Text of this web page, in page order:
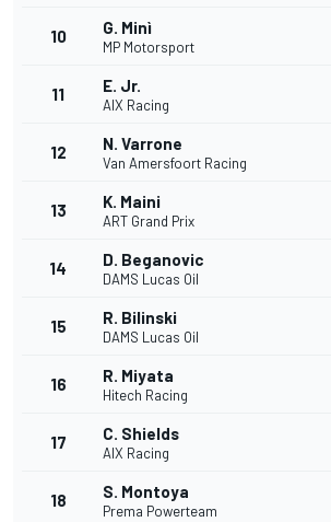
10 G. Minì
MP Motorsport
11 E. Jr.
AIX Racing
12 N. Varrone
Van Amersfoort Racing
13 K. Maini
ART Grand Prix
14 D. Beganovic
DAMS Lucas Oil
15 R. Bilinski
DAMS Lucas Oil
16 R. Miyata
Hitech Racing
17 C. Shields
AIX Racing
18 S. Montoya
Prema Powerteam